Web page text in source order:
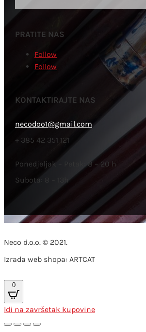
PRATITE NAS
Follow
Follow
KONTAKTIRAJTE NAS
necodoo1@gmail.com
+ 385 42 351 121
Ponedjeljak – Petak: 8 – 20 h
Subota: 8 – 13h
Neco d.o.o. © 2021.
Izrada web shopa: ARTCAT
0
Idi na završetak kupovine